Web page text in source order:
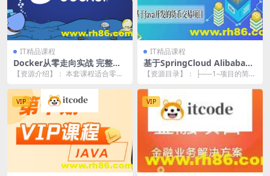
IT精品课程
Docker从零走向实战 完整资
料
【资源介绍】： 本套课程适合零基
发者；课程对应包含...
IT精品课程
基于SpringCloud Alibaba微
服务实战开发《数字货币交易
平台》资料完整
【资源目录】： ├──1–项目的简介
VIP VIP